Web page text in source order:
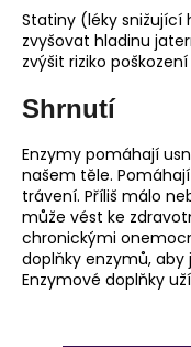
Statiny (léky
zvyšovat hladinu
zvýšit riziko
Shrnutí
Enzymy pomáhají
našem těle.
trávení. Příliš málo
může vést ke
chronickými
doplňky enzymů,
Enzymové doplňky